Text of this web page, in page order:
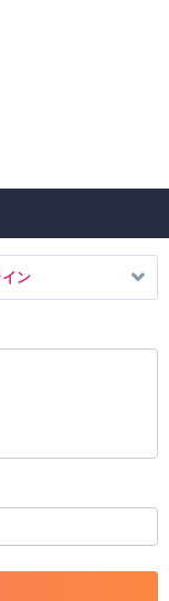
ン
ト削除や書き込み制
投稿